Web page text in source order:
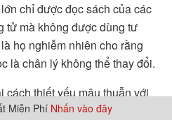
chỉ được đọc sách của các
tử mà không được dùng tư
họ nghiễm nhiên cho rằng
là chân lý không thể thay đổi.
cách thiết yếu mâu thuẫn với
không cải cách để bảo vệ
Miễn Phí Nhấn vào đây